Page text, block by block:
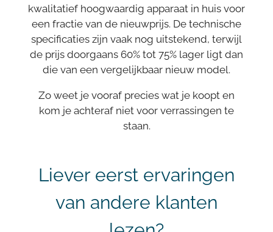
kwalitatief hoogwaardig apparaat in huis voor
een fractie van de nieuwprijs. De technische
specificaties zijn vaak nog uitstekend, terwijl
de prijs doorgaans 60% tot 75% lager ligt dan
die van een vergelijkbaar nieuw model.
Zo weet je vooraf precies wat je koopt en
kom je achteraf niet voor verrassingen te
staan.
Liever eerst ervaringen
van andere klanten